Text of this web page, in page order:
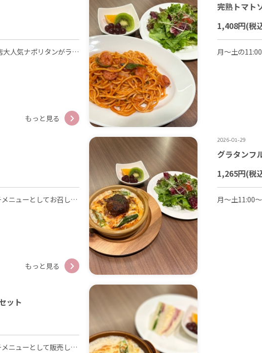
月～土11:00～14:00限定 当店大人気ナポリタンがランチで登場！嬉しいサラダとミニフルーツ付きで大満足なメニューです。＋330円～でドリンクセットもお選びいただけます。
もっと見る
完熟トマト
1,408円(税
月～土11:00～14:00のランチメニューとしてお召し上がりいただけます。サラダとミニフルーツ付き。+330円でドリンクセットも可能です。熱々でのご提供ですのでお気をつけください！
もっと見る
2026-01-29
グラタンフ
1,265円(税
ット
月～土11:00～14:00のランチメニューとして販売しております。熱々でクリーミーなグラタンに、大きなミックスサンドと季節のフルーツ盛りがついた贅沢なランチです。＋330円でドリンクセットもお付けできます！